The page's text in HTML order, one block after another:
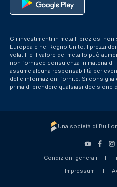
Gli investimenti in metalli preziosi
Europea e nel Regno Unito. I prezzi
volatili e il valore del metallo può
non fornisce consulenza in materia di
assume alcuna responsabilità per
delle informazioni fornite. Si consiglia
prima di prendere qualsiasi decisione
Una società di
Condizioni generali
Impressum